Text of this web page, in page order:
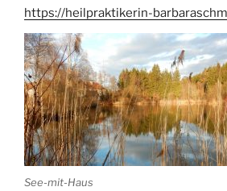
https://heilpraktikerin-
See-mit-Haus